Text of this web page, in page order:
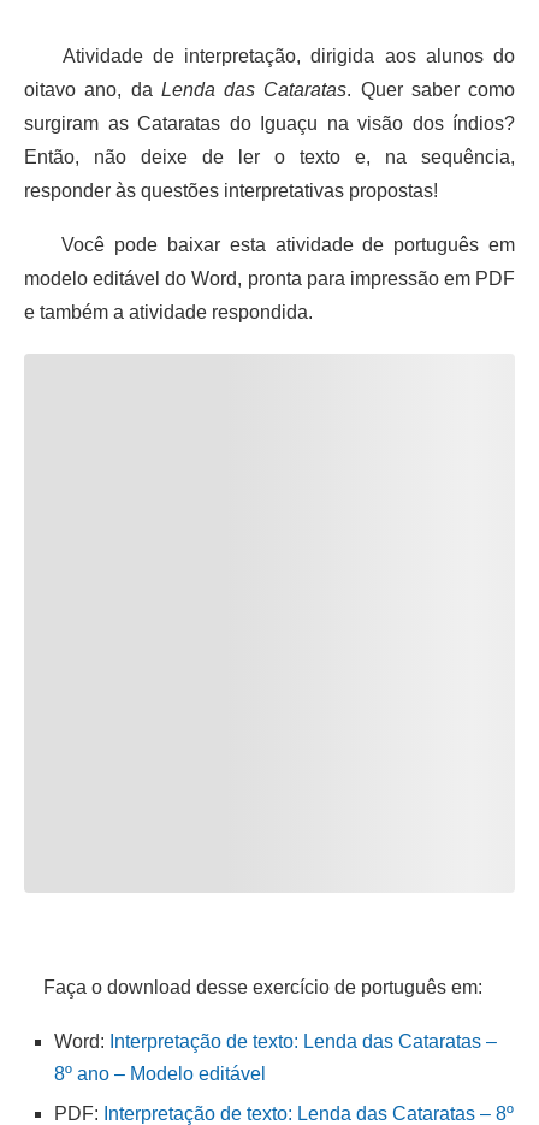
Atividade de interpretação, dirigida aos alunos do
oitavo ano, da Lenda das Cataratas. Quer saber como
surgiram as Cataratas do Iguaçu na visão dos índios?
Então, não deixe de ler o texto e, na sequência,
responder às questões interpretativas propostas!
Você pode baixar esta atividade de português em
modelo editável do Word, pronta para impressão em PDF
e também a atividade respondida.
Faça o download desse exercício de português em:
Word: Interpretação de texto: Lenda das Cataratas –
8º ano – Modelo editável
PDF: Interpretação de texto: Lenda das Cataratas – 8º